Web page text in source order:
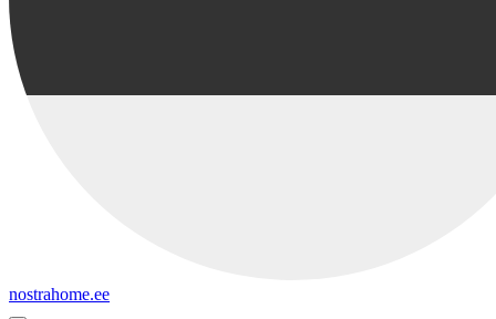
nostrahome.ee